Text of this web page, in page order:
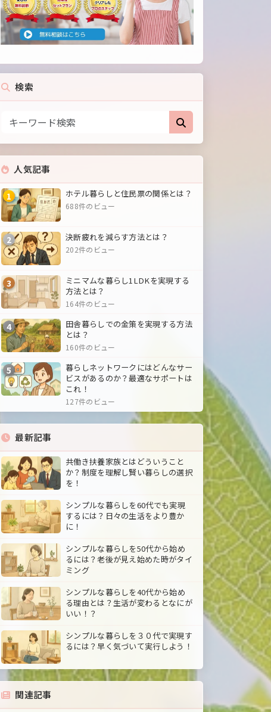
検索
人気記事
1 ホテル暮らしと住民票の関係とは？
688件のビュー
2 決断疲れを減らす方法とは？
202件のビュー
3
ミニマムな暮らし1LDKを実現する
方法とは？
164件のビュー
4
田舎暮らしでの金策を実現する方法
とは？
160件のビュー
5
暮らしネットワークにはどんなサー
ビスがあるのか？最適なサポートは
これ！
127件のビュー
最新記事
共働き扶養家族とはどういうこと
か？制度を理解し賢い暮らしの選択
を！
シンプルな暮らしを60代でも実現
するには？日々の生活をより豊か
に！
シンプルな暮らしを50代から始め
るには？老後が見え始めた時がタイ
ミング
シンプルな暮らしを40代から始め
る理由とは？生活が変わるとなにが
いい！？
シンプルな暮らしを３０代で実現す
るには？早く気づいて実行しよう！
関連記事